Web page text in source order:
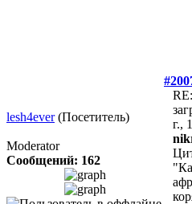
lesh4ever (Посетитель)
Moderator
Сообщений: 162
г.,